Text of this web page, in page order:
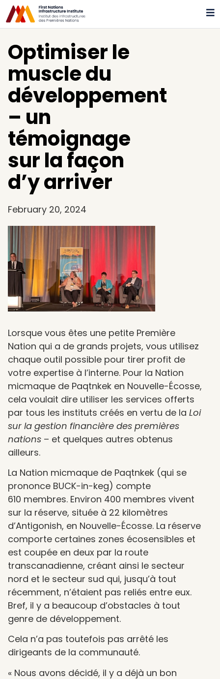
Optimiser le
muscle du
développement
– un
témoignage
sur la façon
d’y arriver
February 20, 2024
Lorsque vous êtes une petite Première
Nation qui a de grands projets, vous utilisez
chaque outil possible pour tirer profit de
votre expertise à l’interne. Pour la Nation
micmaque de Paqtnkek en Nouvelle-Écosse,
cela voulait dire utiliser les services offerts
par tous les instituts créés en vertu de la Loi
sur la gestion financière des premières
nations – et quelques autres obtenus
ailleurs.
La Nation micmaque de Paqtnkek (qui se
prononce BUCK-in-keg) compte
610 membres. Environ 400 membres vivent
sur la réserve, située à 22 kilomètres
d’Antigonish, en Nouvelle-Écosse. La réserve
comporte certaines zones écosensibles et
est coupée en deux par la route
transcanadienne, créant ainsi le secteur
nord et le secteur sud qui, jusqu’à tout
récemment, n’étaient pas reliés entre eux.
Bref, il y a beaucoup d’obstacles à tout
genre de développement.
Cela n’a pas toutefois pas arrêté les
dirigeants de la communauté.
« Nous avons décidé, il y a déjà un bon